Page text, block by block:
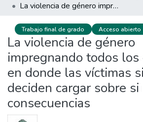
La violencia de género impregnando todos los contextos, en donde las víctimas sin salida, deciden cargar sobre si mismas las consecuencias
Trabajo final de grado Acceso abierto
La violencia de género
impregnando todos
en donde las víctimas
deciden cargar sobre
consecuencias